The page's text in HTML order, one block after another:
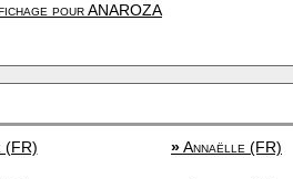
pourANAROZA
(FR) »Annaëlle (FR)